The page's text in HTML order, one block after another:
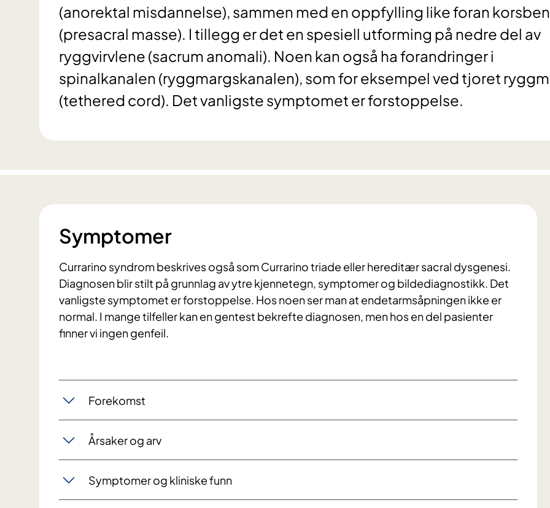
(anorektal misdannelse), sammen med en oppfylling like foran
(presacral masse). I tillegg er det en spesiell utforming på nedre del av
ryggvirvlene (sacrum anomali). Noen kan også ha forandringer i
spinalkanalen (ryggmargskanalen), som for eksempel ved tjoret
(tethered cord). Det vanligste symptomet er forstoppelse.
Symptomer
Currarino syndrom beskrives også som Currarino triade eller hereditær sacral dysgenesi.
Diagnosen blir stilt på grunnlag av ytre kjennetegn, symptomer og bildediagnostikk. Det
vanligste symptomet er forstoppelse. Hos noen ser man at endetarmsåpningen ikke er
normal. I mange tilfeller kan en gentest bekrefte diagnosen, men hos en del pasienter
finner vi ingen genfeil.
Forekomst
Årsaker og arv
Symptomer og kliniske funn